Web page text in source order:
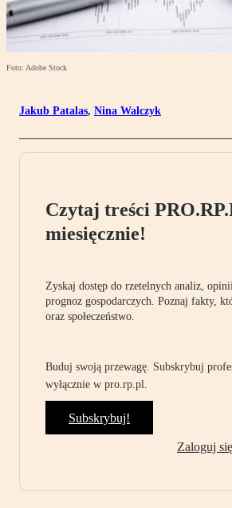
Foto: Adobe Stock
Jakub Patalas, Nina Walczyk
Czytaj treści
miesięcznie!
Zyskaj dostęp do rzetelnych analiz,
prognoz gospodarczych. Poznaj fakty,
oraz społeczeństwo.
Buduj swoją przewagę. Subskrybuj
wyłącznie w pro.rp.pl.
Subskrybuj!
Zaloguj się